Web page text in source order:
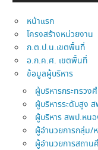
หน้าแรก
โครงสร้างหน่วยงาน
ก.ต.ป.น.เขตพื้นที่
อ.ก.ค.ศ. เขตพื้นที่
ข้อมูลผู้บริหาร
ผู้บริหารกระทรวง
ผู้บริหารระดับสูง
ผู้บริหาร สพป.หน
ผู้อำนวยการกลุ่ม/
ผู้อำนวยการสถาน